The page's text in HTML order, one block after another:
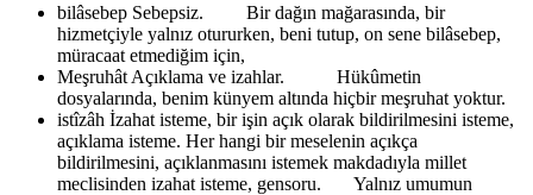
bilâsebep Sebepsiz. Bir dağın mağarasında, bir
hizmetçiyle yalnız otururken, beni tutup, on sene bilâsebep,
müracaat etmediğim için,
Meşruhât Açıklama ve izahlar. Hükûmetin
dosyalarında, benim künyem altında hiçbir meşruhat yoktur.
istîzâh İzahat isteme, bir işin açık olarak bildirilmesini isteme,
açıklama isteme. Her hangi bir meselenin açıkça
bildirilmesini, açıklanmasını istemek makdadıyla millet
meclisinden izahat isteme, gensoru. Yalnız umumun